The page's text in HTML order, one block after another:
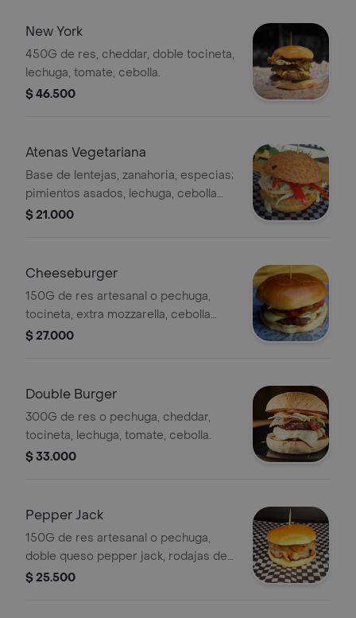
New York
450G de res, cheddar, doble tocineta,
lechuga, tomate, cebolla.
$ 46.500
Atenas Vegetariana
Base de lentejas, zanahoria, especias;
pimientos asados, lechuga, cebolla
grillé, mozzarella.
$ 21.000
Cheeseburger
150G de res artesanal o pechuga,
tocineta, extra mozzarella, cebolla
grillé.
$ 27.000
Double Burger
300G de res o pechuga, cheddar,
tocineta, lechuga, tomate, cebolla.
$ 33.000
Pepper Jack
150G de res artesanal o pechuga,
doble queso pepper jack, rodajas de
pepinillo, ají picante, cebolla grillé y
$ 25.500